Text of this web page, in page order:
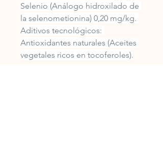
Selenio (Análogo hidroxilado de
la selenometionina) 0,20 mg/kg.
Aditivos tecnológicos:
Antioxidantes naturales (Aceites
vegetales ricos en tocoferoles).